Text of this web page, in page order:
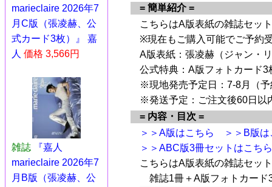
marieclaire 2026年7
月C版（張凌赫、公
式カード3枚）』 嘉
人 価格 3,566円
雑誌
『嘉人
marieclaire 2026年7
月B版（張凌赫、公
= 簡単紹介 =
こちらはA版表紙の雑誌セッ
※現在もご購入可能でご予約
A版表紙：張凌赫（ジャン・
公式特典：A版フォトカード3
※現地発売予定日：7-8月（
※発送予定：ご注文後60日以
= 内容・目次 =
＞＞A版はこちら
＞＞B版
＞＞ABC版3冊セットはこちら
こちらはA版表紙の雑誌セッ
雑誌1冊＋A版フォトカード